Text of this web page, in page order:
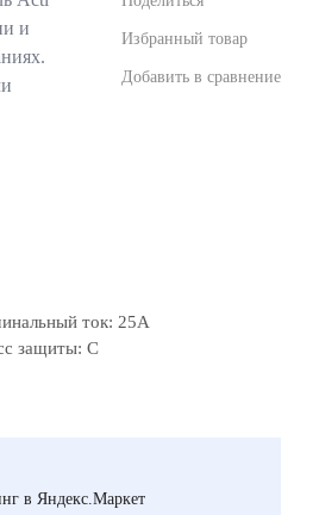
и
Избранный товар
Добавить в сравнение
ток: 25А
защиты: C
в Яндекс.Маркет